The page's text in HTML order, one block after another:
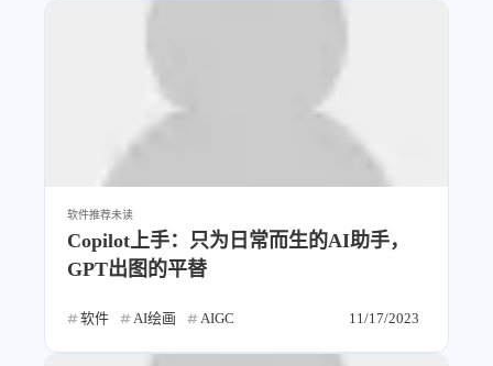
软件推荐未读
Copilot上手：只为日常而生的AI助手，
GPT出图的平替
软件 AI绘画 AIGC 11/17/2023